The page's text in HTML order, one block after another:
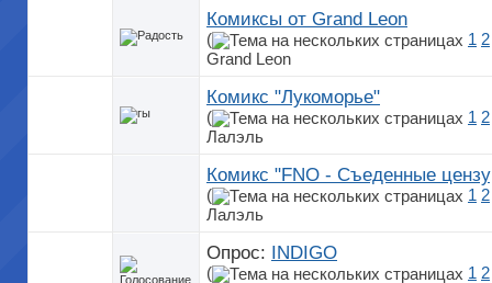
Комиксы от Grand Leon
( 1 2
Grand Leon
Комикс "Лукоморье"
( 1 2
Лалэль
Комикс "FNO - Съеденные
( 1 2
Лалэль
Опрос: INDIGO
( 1 2